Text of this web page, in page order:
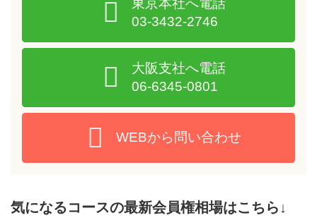
03-3432-2746
大阪支社へ電話
06-6345-0801
WEBから問い合わせ
気になるコースの最新会員権相場はこちら↓